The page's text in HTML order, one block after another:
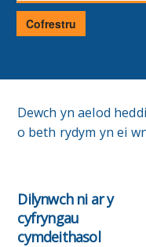
bost
Cofrestru
Dewch yn aelod
o beth rydym yn ei
Dilynwch ni ar y
cyfryngau
cymdeithasol